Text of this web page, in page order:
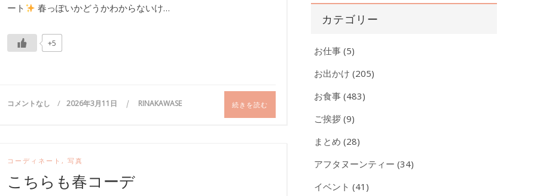
ート
春っぽいかどうかわからないけ…
+5
コメントなし 2026年3月11日 RINAKAWASE 続きを読む
コーディネート,写真
こちらも春コーデ
カ
カテゴリー
お仕事 (5)
お出かけ (205)
お食事 (483)
ご挨拶 (9)
まとめ (28)
アフタヌーンティー (34)
イベント (41)